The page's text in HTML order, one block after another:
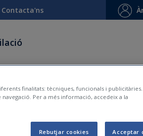
Contacta'ns
i com sé si
finalitats: tècniques, funcionals i
Per a més informació, accedeix a la
Rebutjar cookies Acceptar